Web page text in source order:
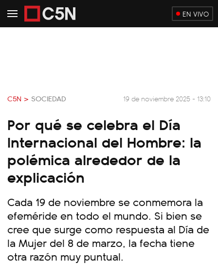
EN VIVO
C5N > SOCIEDAD 19 de noviembre 2025 - 13:10
Por qué se celebra el Día
Internacional del Hombre: la
polémica alrededor de la
explicación
Cada 19 de noviembre se conmemora la
efeméride en todo el mundo. Si bien se
cree que surge como respuesta al Día de
la Mujer del 8 de marzo, la fecha tiene
otra razón muy puntual.